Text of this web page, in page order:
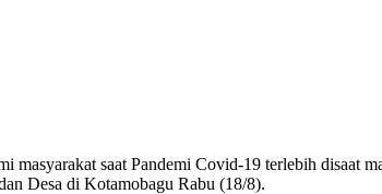
masyarakat saat Pandemi Covid-19 terlebih
Desa di Kotamobagu Rabu (18/8).